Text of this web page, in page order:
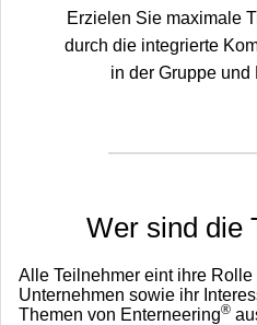
Erzielen Sie maximale
durch die integrierte
in der Gruppe
Wer sind die
Alle Teilnehmer eint ihre
Unternehmen sowie ihr
Themen von Enterneering®